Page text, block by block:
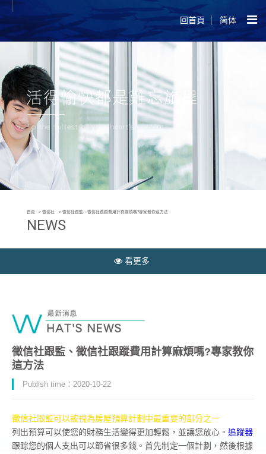
回首頁 简体
首頁 徵信社 徵信社跟監、徵信社跟蹤費用計算麻煩嗎?專家教你這方法
NEWS
看更多
徵信社跟監、徵信社跟蹤費用計算麻煩嗎?專家教你
這方法
Publish time：2020-10-22
徵信社跟監可以被視為房屋預算計劃中最重要的部分之一
列出預算可以使您的財務生活變得更加輕鬆，並讓您放心。 追蹤器
跟踪您的個人支出可以節省很多錢。首先制定一個計劃，然後根據